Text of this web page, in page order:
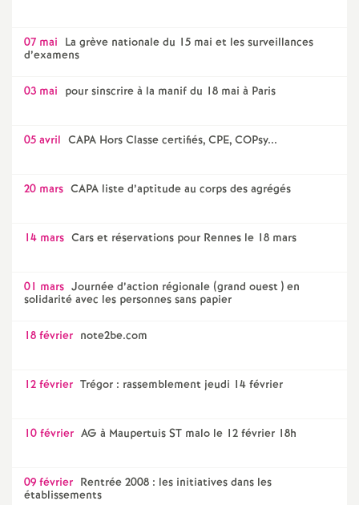
07 mai La grève nationale du 15 mai et les surveillances
d’examens
03 mai pour sinscrire à la manif du 18 mai à Paris
05 avril CAPA Hors Classe certifiés, CPE, COPsy...
20 mars CAPA liste d’aptitude au corps des agrégés
14 mars Cars et réservations pour Rennes le 18 mars
01 mars Journée d’action régionale (grand ouest ) en
solidarité avec les personnes sans papier
18 février note2be.com
12 février Trégor : rassemblement jeudi 14 février
10 février AG à Maupertuis ST malo le 12 février 18h
09 février Rentrée 2008 : les initiatives dans les
établissements